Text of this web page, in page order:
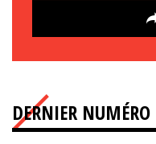
DERNIER NUMÉRO